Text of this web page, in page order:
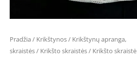
Pradžia / Krikštynos/ Krikštynų apranga,
skraistės/ Krikšto skraistės/ Krikšto skraistė